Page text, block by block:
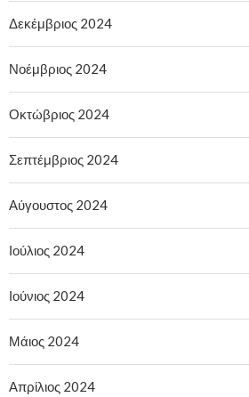
Δεκέμβριος 2024
Νοέμβριος 2024
Οκτώβριος 2024
Σεπτέμβριος 2024
Αύγουστος 2024
Ιούλιος 2024
Ιούνιος 2024
Μάιος 2024
Απρίλιος 2024